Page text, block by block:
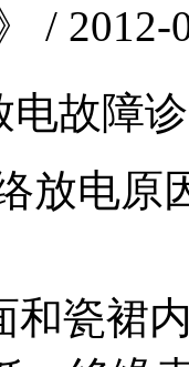
/ 2012-
故障
放电原
瓷裙